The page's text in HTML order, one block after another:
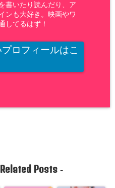
書いたり読んだり、ア
ンも大好き。映画やワ
してるはず！
ロフィールはこ
Related Posts-